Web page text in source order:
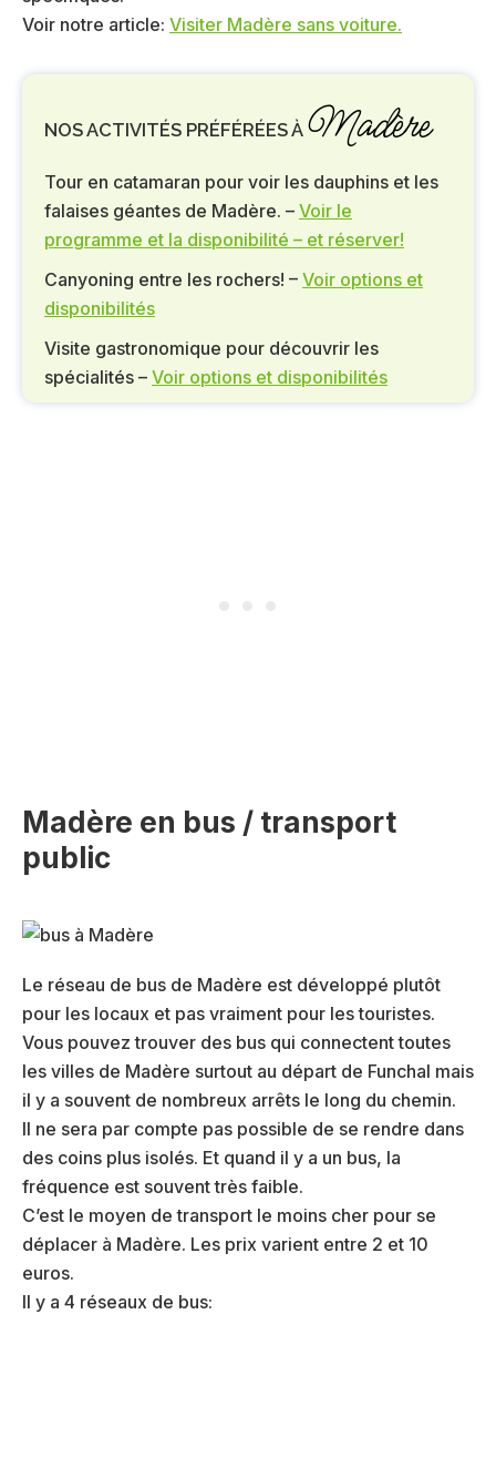
Voir notre article: Visiter Madère sans voiture.
NOS ACTIVITÉS PRÉFÉRÉES À Madère
Tour en catamaran pour voir les dauphins et les
falaises géantes de Madère. – Voir le
programme et la disponibilité – et réserver!
Canyoning entre les rochers! – Voir options et
disponibilités
Visite gastronomique pour découvrir les
spécialités – Voir options et disponibilités
Madère en bus / transport
public
Le réseau de bus de Madère est développé plutôt
pour les locaux et pas vraiment pour les touristes.
Vous pouvez trouver des bus qui connectent toutes
les villes de Madère surtout au départ de Funchal mais
il y a souvent de nombreux arrêts le long du chemin.
Il ne sera par compte pas possible de se rendre dans
des coins plus isolés. Et quand il y a un bus, la
fréquence est souvent très faible.
C’est le moyen de transport le moins cher pour se
déplacer à Madère. Les prix varient entre 2 et 10
euros.
Il y a 4 réseaux de bus: